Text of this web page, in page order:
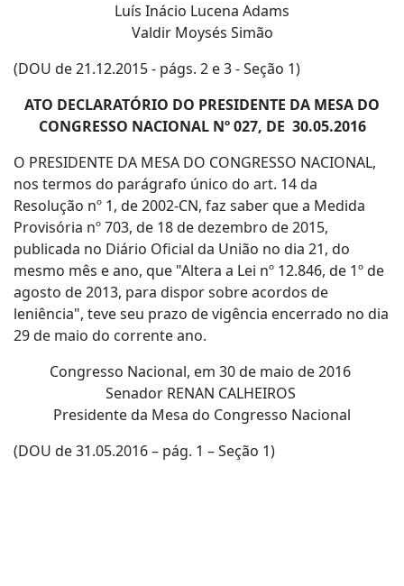
Luís Inácio Lucena Adams
Valdir Moysés Simão
(DOU de 21.12.2015 - págs. 2 e 3 - Seção 1)
ATO DECLARATÓRIO DO PRESIDENTE DA MESA DO
CONGRESSO NACIONAL Nº 027, DE 30.05.2016
O PRESIDENTE DA MESA DO CONGRESSO NACIONAL,
nos termos do parágrafo único do art. 14 da
Resolução nº 1, de 2002-CN, faz saber que a Medida
Provisória nº 703, de 18 de dezembro de 2015,
publicada no Diário Oficial da União no dia 21, do
mesmo mês e ano, que "Altera a Lei nº 12.846, de 1º de
agosto de 2013, para dispor sobre acordos de
leniência", teve seu prazo de vigência encerrado no dia
29 de maio do corrente ano.
Congresso Nacional, em 30 de maio de 2016
Senador RENAN CALHEIROS
Presidente da Mesa do Congresso Nacional
(DOU de 31.05.2016 – pág. 1 – Seção 1)